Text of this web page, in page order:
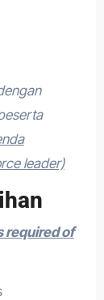
leader)
required of